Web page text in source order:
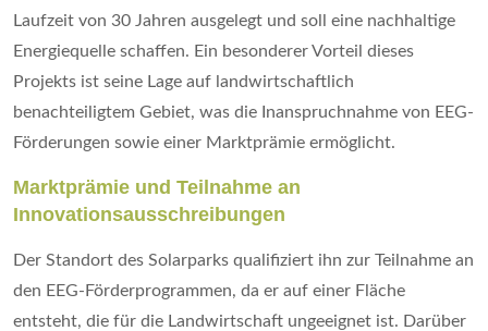
Laufzeit von 30 Jahren ausgelegt und soll eine nachhaltige
Energiequelle schaffen. Ein besonderer Vorteil dieses
Projekts ist seine Lage auf landwirtschaftlich
benachteiligtem Gebiet, was die Inanspruchnahme von EEG-
Förderungen sowie einer Marktprämie ermöglicht.
Marktprämie und Teilnahme an
Innovationsausschreibungen
Der Standort des Solarparks qualifiziert ihn zur Teilnahme an
den EEG-Förderprogrammen, da er auf einer Fläche
entsteht, die für die Landwirtschaft ungeeignet ist. Darüber